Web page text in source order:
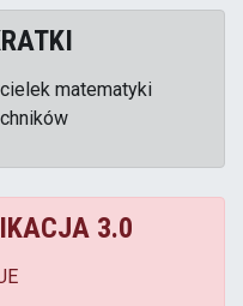
matematyki
3.0